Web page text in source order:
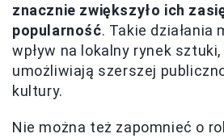
znacznie zwiększyło ich
popularność. Takie działania
wpływ na lokalny rynek
umożliwiają szerszej
kultury.
Nie można też zapomnieć o